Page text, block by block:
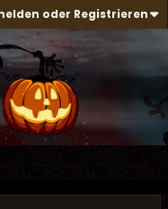
oder Registrieren